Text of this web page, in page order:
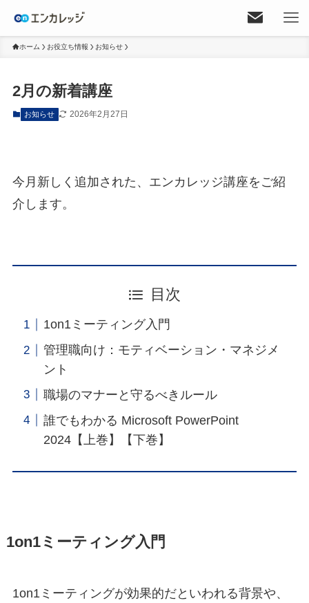
ホーム お役立ち情報 お知らせ
2月の新着講座
お知らせ 2026年2月27日
今月新しく追加された、エンカレッジ講座をご紹
介します。
目次
1on1ミーティング入門
管理職向け：モティベーション・マネジメ
ント
職場のマナーと守るべきルール
誰でもわかる Microsoft PowerPoint
2024【上巻】【下巻】
1on1ミーティング入門
1on1ミーティングが効果的だといわれる背景や、